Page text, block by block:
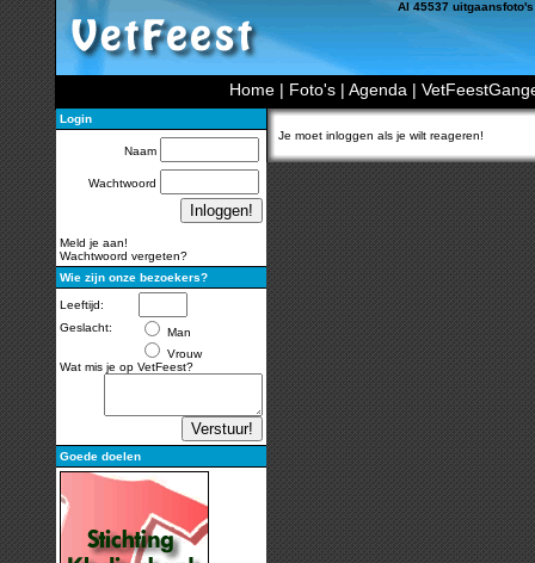
Al 45537
Home | Foto's | Agenda |
Login
Naam
Wachtwoord
Meld je aan!
Wachtwoord vergeten?
Wie zijn onze bezoekers?
Leeftijd:
Geslacht:
Man
Vrouw
Wat mis je op VetFeest?
Goede doelen
Je moet inloggen als je wilt reageren!